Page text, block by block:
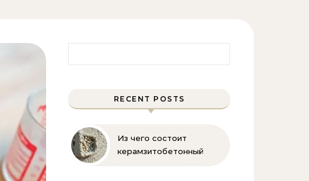
RECENT POSTS
Из чего состоит
керамзитобетонный